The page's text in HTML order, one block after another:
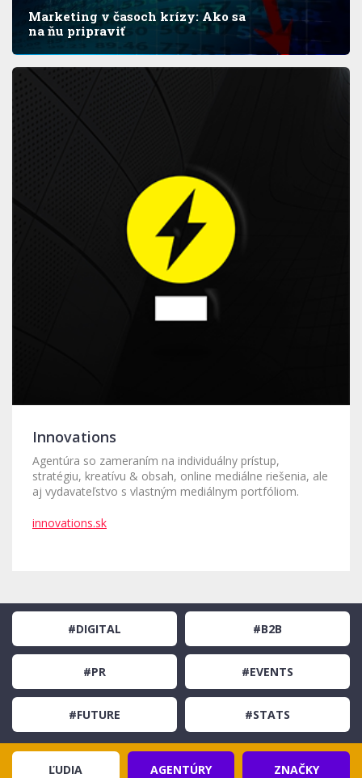
Marketing v časoch krízy: Ako sa
na ňu pripraviť
Innovations
Agentúra so zameraním na individuálny prístup,
stratégiu, kreatívu & obsah, online mediálne riešenia, ale
aj vydavateľstvo s vlastným mediálnym portfóliom.
innovations.sk
#DIGITAL #B2B
#PR #EVENTS
#FUTURE #STATS
ĽUDIA AGENTÚRY ZNAČKY